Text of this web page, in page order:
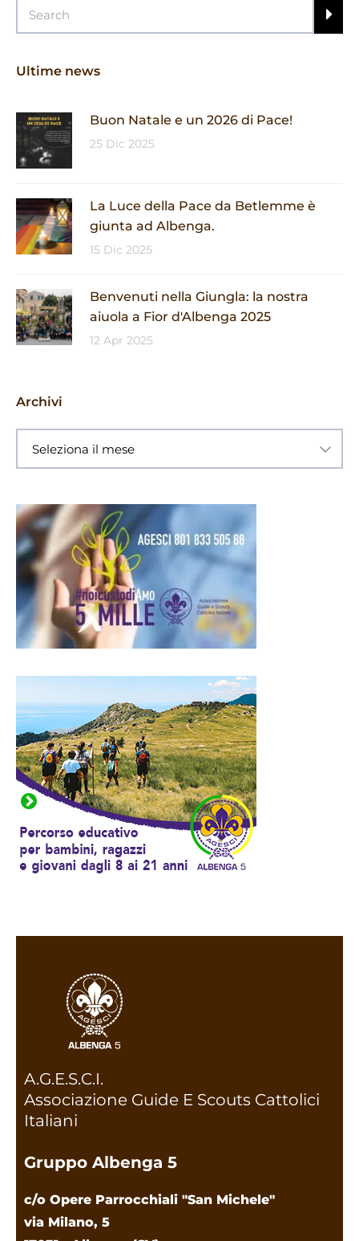
Ultime news
Buon Natale e un 2026 di Pace!
25 Dic 2025
La Luce della Pace da Betlemme è
giunta ad Albenga.
15 Dic 2025
Benvenuti nella Giungla: la nostra
aiuola a Fior d'Albenga 2025
12 Apr 2025
Archivi
A.G.E.S.C.I.
Associazione Guide E Scouts Cattolici
Italiani
Gruppo Albenga 5
c/o Opere Parrocchiali "San Michele"
via Milano, 5